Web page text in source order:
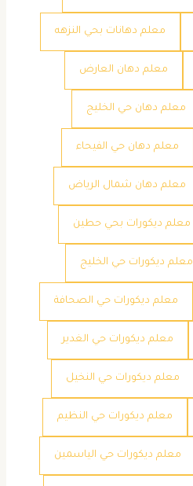
معلم دهانات بحي النزهه
معلم دهان العارض
معلم دهان حي الخليج
معلم دهان حي الفيحاء
معلم دهان شمال الرياض
معلم ديكورات بحي حطين
معلم ديكورات حي الخليج
معلم ديكورات حي الصحافة
معلم ديكورات حي الغدير
معلم ديكورات حي النخيل
معلم ديكورات حي النظيم
معلم ديكورات حي الياسمين